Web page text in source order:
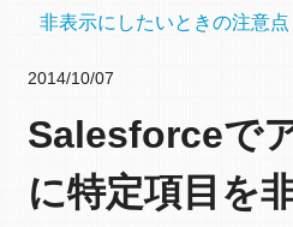
非表示にしたいときの注意点
2014/10/07
Salesforceで
に特定項目を